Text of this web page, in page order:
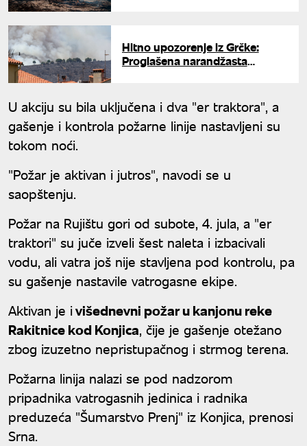
Hitno upozorenje iz Grčke:
Proglašena narandžasta
U akciju su bila uključena i dva "er traktora", a
gašenje i kontrola požarne linije nastavljeni su
tokom noći.
"Požar je aktivan i jutros", navodi se u
saopštenju.
Požar na Rujištu gori od subote, 4. jula, a "er
traktori" su juče izveli šest naleta i izbacivali
vodu, ali vatra još nije stavljena pod kontrolu, pa
su gašenje nastavile vatrogasne ekipe.
Aktivan je ivišednevni požar u kanjonu reke
Rakitnice kod Konjica, čije je gašenje otežano
zbog izuzetno nepristupačnog i strmog terena.
Požarna linija nalazi se pod nadzorom
pripadnika vatrogasnih jedinica i radnika
preduzeća "Šumarstvo Prenj" iz Konjica, prenosi
Srna.